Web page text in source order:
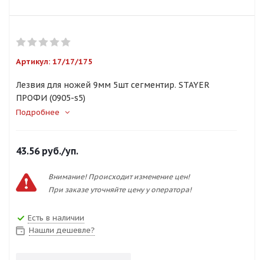
Артикул: 17/17/175
Лезвия для ножей 9мм 5шт сегментир. STAYER
ПРОФИ (0905-s5)
Подробнее
43.56руб./уп.
Внимание! Происходит изменение цен!
При заказе уточняйте цену у оператора!
Есть в наличии
Нашли дешевле?